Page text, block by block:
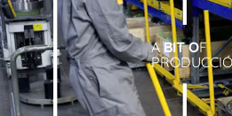
ABIT OF